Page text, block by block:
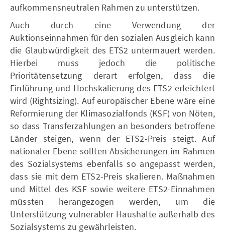
aufkommensneutralen Rahmen zu unterstützen.
Auch durch eine Verwendung der
Auktionseinnahmen für den sozialen Ausgleich kann
die Glaubwürdigkeit des ETS2 untermauert werden.
Hierbei muss jedoch die politische
Prioritätensetzung derart erfolgen, dass die
Einführung und Hochskalierung des ETS2 erleichtert
wird (Rightsizing). Auf europäischer Ebene wäre eine
Reformierung der Klimasozialfonds (KSF) von Nöten,
so dass Transferzahlungen an besonders betroffene
Länder steigen, wenn der ETS2-Preis steigt. Auf
nationaler Ebene sollten Absicherungen im Rahmen
des Sozialsystems ebenfalls so angepasst werden,
dass sie mit dem ETS2-Preis skalieren. Maßnahmen
und Mittel des KSF sowie weitere ETS2-Einnahmen
müssten herangezogen werden, um die
Unterstützung vulnerabler Haushalte außerhalb des
Sozialsystems zu gewährleisten.